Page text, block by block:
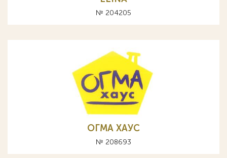
№ 204205
ОГМА ХАУС
№ 208693